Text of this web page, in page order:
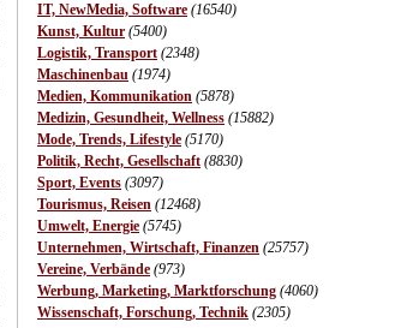
IT, NewMedia, Software (16540)
Kunst, Kultur (5400)
Logistik, Transport (2348)
Maschinenbau (1974)
Medien, Kommunikation (5878)
Medizin, Gesundheit, Wellness (15882)
Mode, Trends, Lifestyle (5170)
Politik, Recht, Gesellschaft (8830)
Sport, Events (3097)
Tourismus, Reisen (12468)
Umwelt, Energie (5745)
Unternehmen, Wirtschaft, Finanzen (25757)
Vereine, Verbände (973)
Werbung, Marketing, Marktforschung (4060)
Wissenschaft, Forschung, Technik (2305)